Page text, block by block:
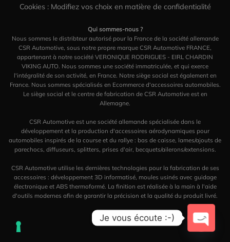
Cookies : Modifiez vos choix en matière de confidentialité
Qui sommes-nous ?
Nous sommes le distribteur autorisé pour la France de la société allemande
CSR Automotive, sous notre propre marque CSR Automotive FRANCE,
appartenant à notre société VERONIQUE RODRIGUES - EIRL CHARDIN
VIKING AUTO. Nous sommes une société immatriculée, et qui exerce
l'intégralité de son activité, en France. Notre siège social est également en
France. Nous sommes spécialisés en Ecommerce d'accessoires automobiles.
Le siège social et le centre de fabrication de CSR Automotive est en
Allemagne.
CSR Automotive est une société allemande spécialisée dans le
développement et la production d'accessoires aérodynamiques pour
automobiles inspirés de la course et du rallye : bas de caisse, lames/ajouts de
parechocs, diffuseurs, splitters, prises d'air, becquets/ailerons/extensions.
CSR Automotive utilise les dernières technologies pour la fabrication de ses
accessoires : développement 3D informatisé, moules usinés avec guidage
électronique et ABS thermoformé. La finition est réalisée à la main à l'aide
d'outils modernes afin de garantir la précision et la qualité du produit livré.
Je vous écoute :-)